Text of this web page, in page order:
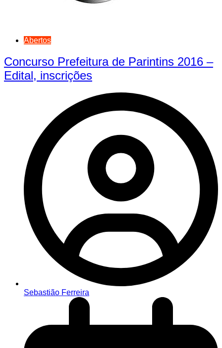
Abertos
Concurso Prefeitura de Parintins 2016 –
Edital, inscrições
Sebastião Ferreira